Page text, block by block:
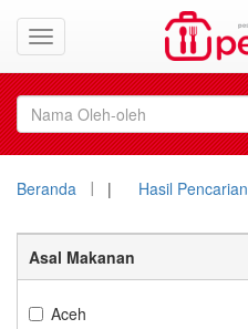
Beranda | Hasil Pencarian
Asal Makanan
Aceh